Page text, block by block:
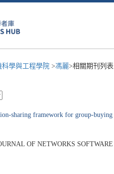
科學與工程學院 >馮麗>相關期刊列
sharing framework for group-
OF NETWORKS